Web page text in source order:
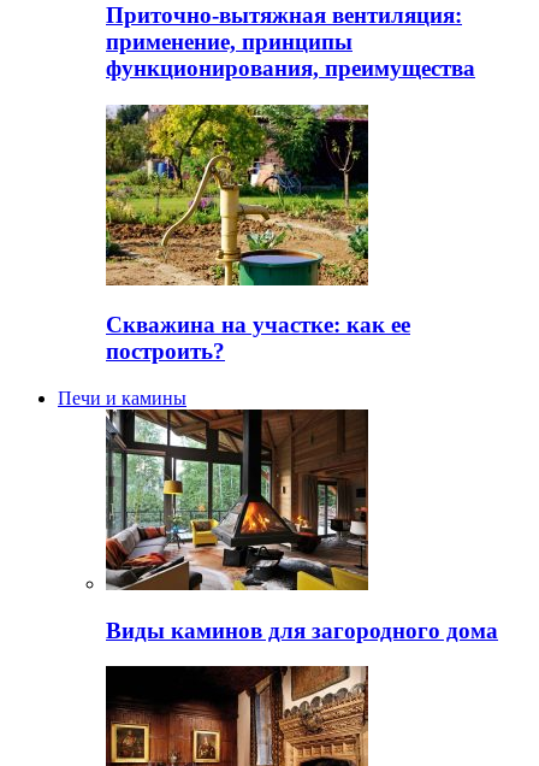
Приточно-вытяжная вентиляция:
применение, принципы
функционирования, преимущества
Скважина на участке: как ее
построить?
Печи и камины
Виды каминов для загородного дома